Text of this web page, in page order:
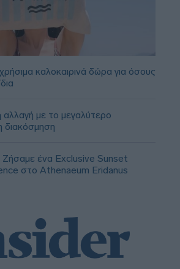
καλοκαιρινά δώρα για όσους
αλλαγή με το μεγαλύτερο
Ζήσαμε ένα Exclusive Sunset
στο Athenaeum Eridanus